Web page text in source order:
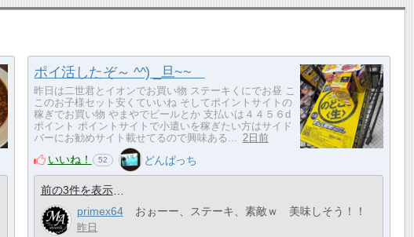
ポイ活したぞ～ ^^) _旦~~
昨日は二世君とイオンでお買い物 ステーキくにでお昼 こ
このお子様セット安くていいね そしてポイントサイトの
稼ぎでお買い物 やまやでビールとか 支払いは４４５６d
ポイント ポイントサイトで小遣いを稼ぎたい方はサイド
バーにお勧めサイト載せてるので興味ある... 2日前
いいね！ 52 どんぱっち
前の3件を表示
primex64
おぉーー、ステーキ、素敵ｗ 美味しそう！！
昨日